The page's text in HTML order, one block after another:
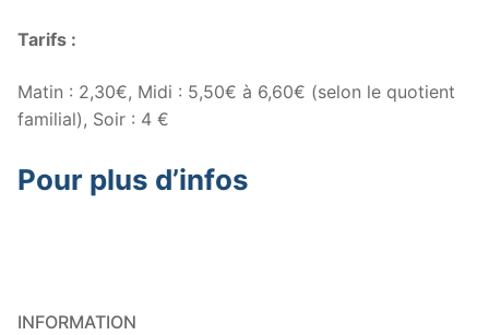
Tarifs :
Matin : 2,30€, Midi : 5,50€ à 6,60€ (selon le quotient
familial), Soir : 4 €
Pour plus d’infos
INFORMATION